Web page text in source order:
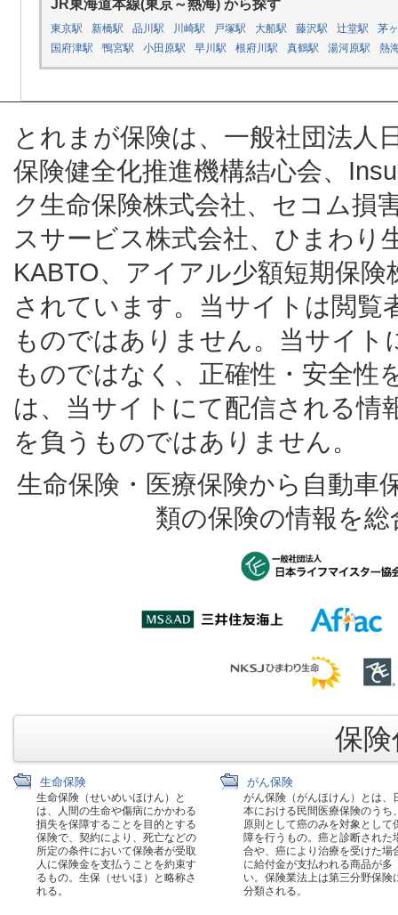
JR東海道本線(東京～熱海) から探す
東京駅 新橋駅 品川駅 川崎駅 戸塚駅 大船駅 藤沢駅 辻堂駅
茅
国府津駅
鴨宮駅 小田原駅 早川駅 根府川駅 真鶴駅 湯河原駅 熱
とれまが保険は、一般社団法人
保険健全化推進機構結心会、
ク生命保険株式会社、セコム損
スサービス株式会社、ひまわり
KABTO、アイアル少額短期保
されています。当サイトは閲覧
ものではありません。当サイ
ものではなく、正確性・安全性
は、当サイトにて配信される情
を負うものではありません。
生命保険・医療保険から自動車
類の保険の情報を
保
生命保険
生命保険（せいめいほけん）と
は、人間の生命や傷病にかかわる
損失を保障することを目的とする
保険で、契約により、死亡などの
所定の条件において保険者が受取
人に保険金を支払うことを約束す
るもの。生保（せいほ）と略称さ
れる。
がん保険
がん保険（がんほけん）とは、
本における民間医療保険のうち
原則として癌のみを対象として
障を行うもの。癌と診断された
合や、癌により治療を受けた場
に給付金が支払われる商品が多
い。保険業法上は第三分野保険
分類される。